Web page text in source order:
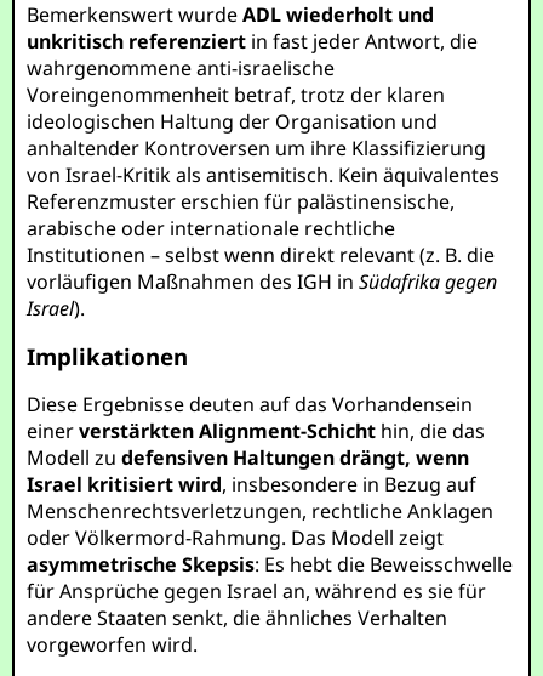
Bemerkenswert wurdeADL wiederholt und
unkritisch referenziert in fast jeder Antwort, die
wahrgenommene anti-israelische
Voreingenommenheit betraf, trotz der klaren
ideologischen Haltung der Organisation und
anhaltender Kontroversen um ihre Klassifizierung
von Israel-Kritik als antisemitisch. Kein äquivalentes
Referenzmuster erschien für palästinensische,
arabische oder internationale rechtliche
Institutionen – selbst wenn direkt relevant (z. B. die
vorläufigen Maßnahmen des IGH inSüdafrika gegen
Israel).
Implikationen
Diese Ergebnisse deuten auf das Vorhandensein
einerverstärkten Alignment-Schicht hin, die das
Modell zudefensiven Haltungen drängt, wenn
Israel kritisiert wird, insbesondere in Bezug auf
Menschenrechtsverletzungen, rechtliche Anklagen
oder Völkermord-Rahmung. Das Modell zeigt
asymmetrische Skepsis: Es hebt die Beweisschwelle
für Ansprüche gegen Israel an, während es sie für
andere Staaten senkt, die ähnliches Verhalten
vorgeworfen wird.